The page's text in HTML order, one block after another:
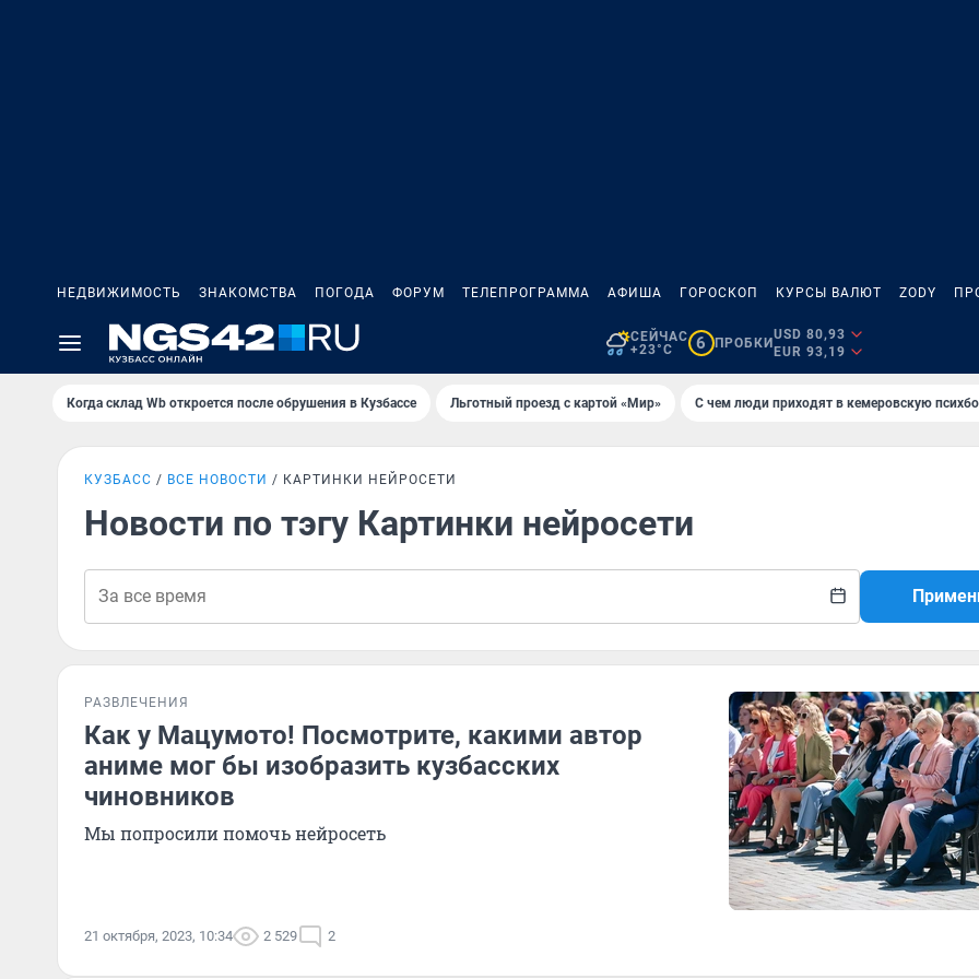
НЕДВИЖИМОСТЬ ЗНАКОМСТВА ПОГОДА ФОРУМ ТЕЛЕПРОГРАММА АФИША ГОРОСКОП КУРСЫ ВАЛЮТ ZODY
СЕЙЧАС
+23°C
6 ПРОБКИ
USD 80,93
EUR 93,19
Когда склад Wb откроется после обрушения в Кузбассе Льготный проезд с картой «Мир» С чем люди приходят в кемеровскую
КУЗБАСС ВСЕ НОВОСТИ КАРТИНКИ НЕЙРОСЕТИ
Новости по тэгу Картинки нейросети
РАЗВЛЕЧЕНИЯ
Как у Мацумото! Посмотрите, какими автор
аниме мог бы изобразить кузбасских
чиновников
Мы попросили помочь нейросеть
21 октября, 2023, 10:34 2 529 2